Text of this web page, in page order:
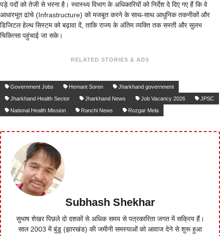
पड़े पदों को तेजी से भरना है। स्वास्थ्य विभाग के अधिकारियों को निर्देश दे दिए गए हैं कि वे
आधारभूत ढांचे (Infrastructure) को मजबूत करने के साथ-साथ आधुनिक तकनीकों और
डिजिटल हेल्थ सिस्टम को बढ़ावा दें, ताकि राज्य के अंतिम व्यक्ति तक सस्ती और सुलभ
चिकित्सा पहुंचाई जा सके।
RELATED STORIES & ADS
Government Jobs Hemant Soren
Jharkhand government
Jharkhand Health Sector
Jharkhand News Job Vacancy 2026
JPSC
National Health Mission
Ranchi News Rozgar Mela
Subhash Shekhar
सुभाष शेखर पिछले दो दशकों से अधिक समय से पत्रकारिता जगत में सक्रिय हैं।
साल 2003 में बुंडू (झारखंड) की जमीनी समस्याओं को आवाज देने से शुरू हुआ